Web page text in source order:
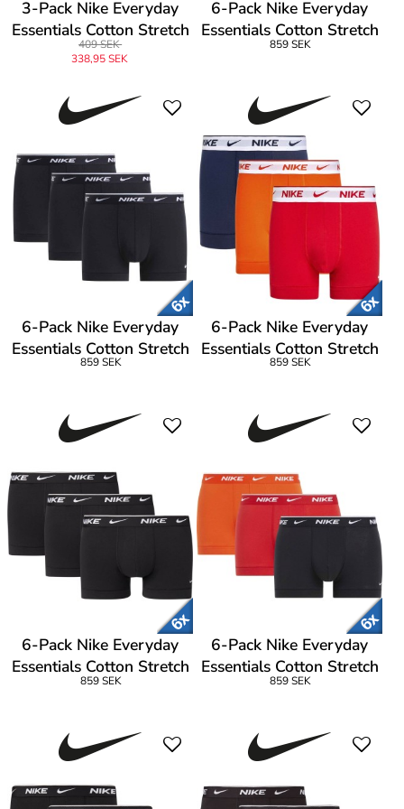
3-Pack Nike Everyday
Essentials Cotton Stretch
Hip Brief
409 SEK
338,95 SEK
6-Pack Nike Everyday
Essentials Cotton Stretch
Trunk
859 SEK
6-Pack Nike Everyday
Essentials Cotton Stretch
Trunk
859 SEK
6-Pack Nike Everyday
Essentials Cotton Stretch
Trunk
859 SEK
6-Pack Nike Everyday
Essentials Cotton Stretch
Trunk
859 SEK
6-Pack Nike Everyday
Essentials Cotton Stretch
Trunk
859 SEK